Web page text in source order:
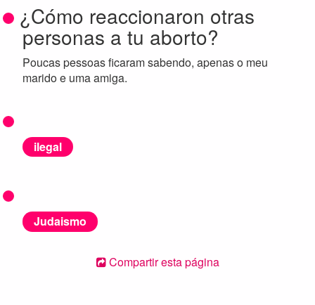
¿Cómo reaccionaron otras
personas a tu aborto?
Poucas pessoas ficaram sabendo, apenas o meu
marido e uma amiga.
ilegal
Judaismo
Compartir esta página